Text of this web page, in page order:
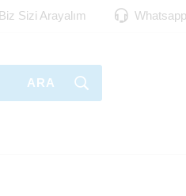
Biz Sizi Arayalım
ARA